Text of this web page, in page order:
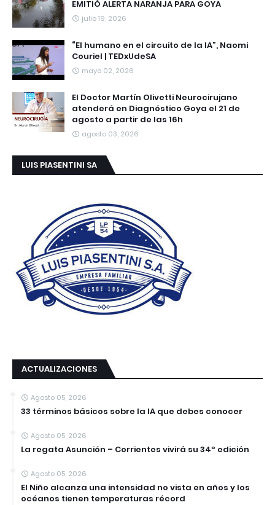
EMITIÓ ALERTA NARANJA PARA GOYA
julio 19, 2026
“El humano en el circuito de la IA”, Naomi
Couriel | TEDxUdeSA
mayo 02, 2026
El Doctor Martín Olivetti Neurocirujano
atenderá en Diagnóstico Goya el 21 de
agosto a partir de las 16h
agosto 03, 2026
LUIS PIASENTINI SA
ACTUALIZACIONES
Agosto 05, 2026
33 términos básicos sobre la IA que debes conocer
Agosto 05, 2026
La regata Asunción – Corrientes vivirá su 34º edición
Agosto 05, 2026
El Niño alcanza una intensidad no vista en años y los
océanos tienen temperaturas récord